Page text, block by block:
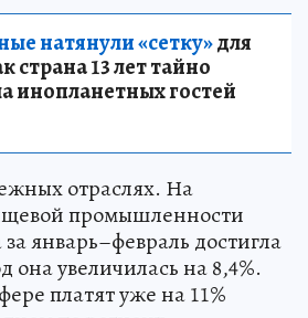
натянули «сетку»для
страна 13 лет тайно
инопланетных гостей
отраслях. На
промышленности
январь–февраль достигла
она увеличилась на 8,4%.
платят уже на 11%